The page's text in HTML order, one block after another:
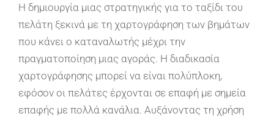
Η δημιουργία μιας στρατηγικής για το ταξίδι του
πελάτη ξεκινά με τη χαρτογράφηση των βημάτων
που κάνει ο καταναλωτής μέχρι την
πραγματοποίηση μιας αγοράς. Η διαδικασία
χαρτογράφησης μπορεί να είναι πολύπλοκη,
εφόσον οι πελάτες έρχονται σε επαφή με σημεία
επαφής με πολλά κανάλια. Αυξάνοντας τη χρήση